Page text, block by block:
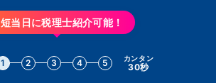
当日に税理士紹介可能！
1 2 3 4 5 カンタン
30秒